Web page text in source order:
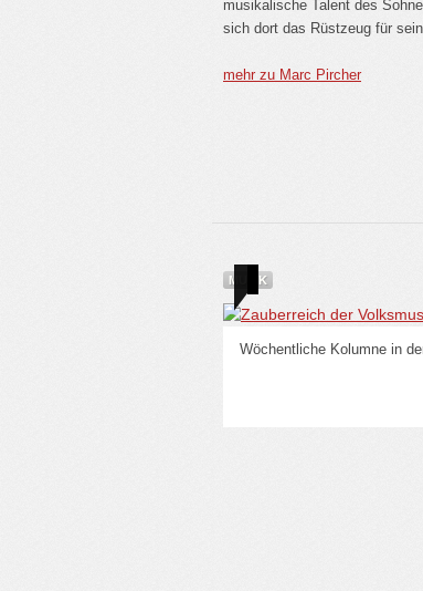
musikalische Talent des
sich dort das Rüstzeug für
mehr zu Marc Pircher
MUSIK
Wöchentliche Kolumne in